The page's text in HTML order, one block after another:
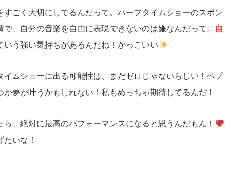
ごく大切にしてるんだって。ハーフタイムショーのスポン
、自分の音楽を自由に表現できないのは嫌なんだって。自
いう強い気持ちがあるんだね！かっこいい
ムショーに出る可能性は、まだゼロじゃないらしい！ペプ
夢が叶うかもしれない！私もめっちゃ期待してるんだ！
、絶対に最高のパフォーマンスになると思うんだもん！
いな！